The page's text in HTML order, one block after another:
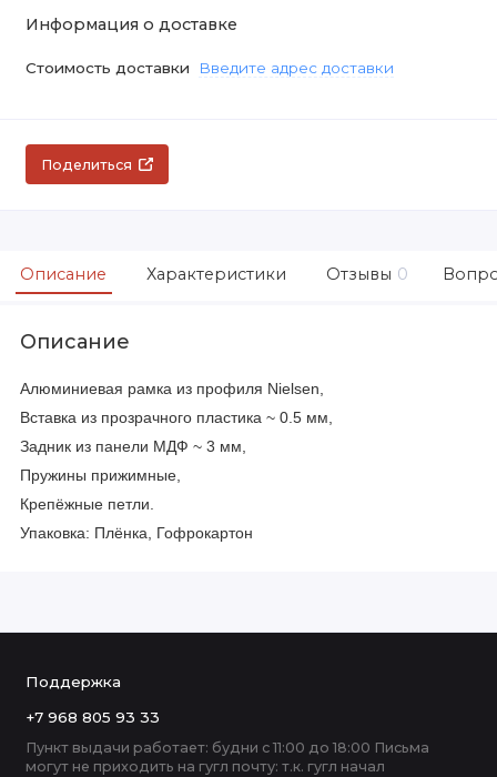
Информация о доставке
Стоимость доставки Введите адрес доставки
Поделиться
Описание Характеристики Отзывы 0
Описание
Алюминиевая рамка из профиля Nielsen,
Вставка из прозрачного пластика ~ 0.5 мм,
Задник из панели МДФ ~ 3 мм,
Пружины прижимные,
Крепёжные петли.
Упаковка: Плёнка, Гофрокартон
Поддержка
+7 968 805 93 33
Пункт выдачи работает: будни с 11:00 до 18:00 Письма
могут не приходить на гугл почту: т.к. гугл начал